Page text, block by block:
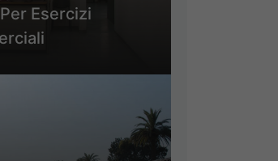
Esercizi